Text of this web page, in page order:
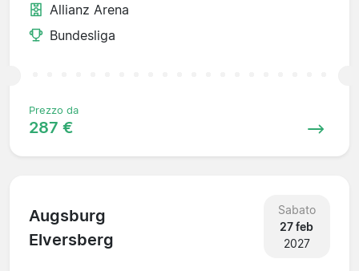
Allianz Arena
Bundesliga
Prezzo da
287 €
Augsburg
Elversberg
Sabato
27 feb
2027